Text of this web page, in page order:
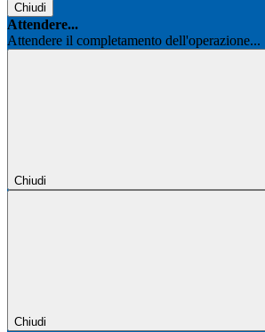
Chiudi
Attendere...
Attendere il completamento dell'operazione...
Chiudi
Chiudi